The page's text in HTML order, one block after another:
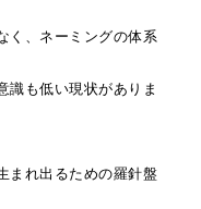
く、ネーミングの体系
識も低い現状がありま
まれ出るための羅針盤